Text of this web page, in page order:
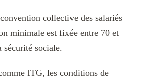
collective des salariés
minimale est fixée entre 70 et
sociale.
ITG, les conditions de